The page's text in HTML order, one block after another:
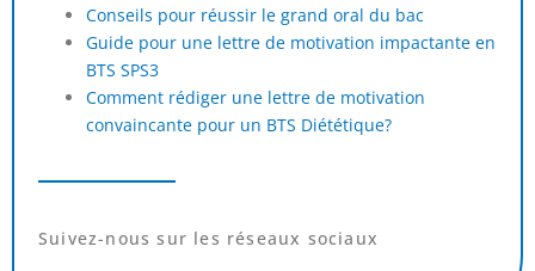
Conseils pour réussir le grand oral du bac
Guide pour une lettre de motivation impactante en
BTS SPS3
Comment rédiger une lettre de motivation
convaincante pour un BTS Diététique?
Suivez-nous sur les réseaux sociaux